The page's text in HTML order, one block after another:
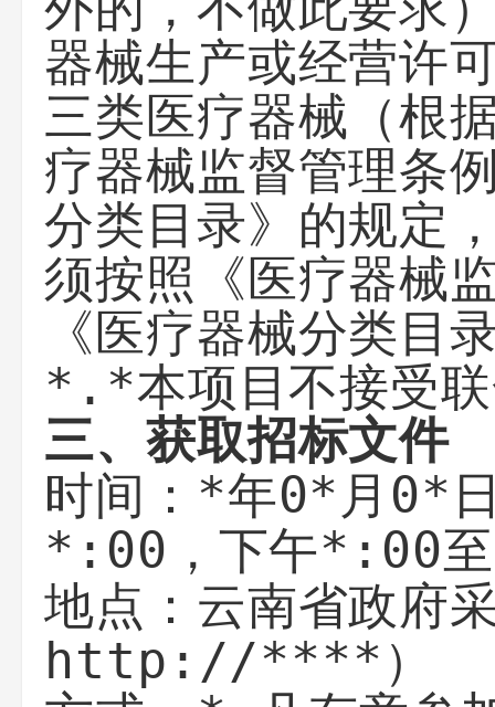
器械生产或经营许
三类医疗器械（根
疗器械监督管理条
分类目录》的规定
须按照《医疗器械
《医疗器械分类目
*.*本项目不接受
三、获取招标文件
时间： *年0*月0*
*:00 ，下午*:00
地点： 云南省政府
http://****）